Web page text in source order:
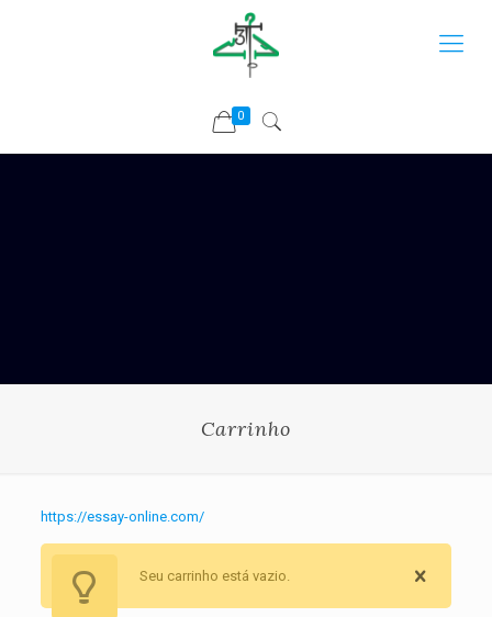
0
Carrinho
https://essay-online.com/
Seu carrinho está vazio.